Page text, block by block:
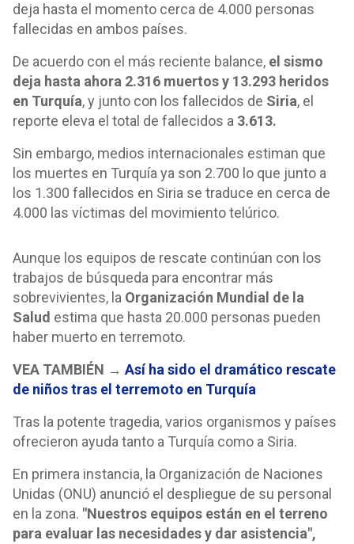
deja hasta el momento cerca de 4.000 personas
fallecidas en ambos países.
De acuerdo con el más reciente balance, el sismo
deja hasta ahora 2.316 muertos y 13.293 heridos
en Turquía, y junto con los fallecidos de Siria, el
reporte eleva el total de fallecidos a 3.613.
Sin embargo, medios internacionales estiman que
los muertes en Turquía ya son 2.700 lo que junto a
los 1.300 fallecidos en Siria se traduce en cerca de
4.000 las víctimas del movimiento telúrico.
Aunque los equipos de rescate continúan con los
trabajos de búsqueda para encontrar más
sobrevivientes, la Organización Mundial de la
Salud estima que hasta 20.000 personas pueden
haber muerto en terremoto.
VEA TAMBIÉN → Así ha sido el dramático rescate
de niños tras el terremoto en Turquía
Tras la potente tragedia, varios organismos y países
ofrecieron ayuda tanto a Turquía como a Siria.
En primera instancia, la Organización de Naciones
Unidas (ONU) anunció el despliegue de su personal
en la zona. "Nuestros equipos están en el terreno
para evaluar las necesidades y dar asistencia",